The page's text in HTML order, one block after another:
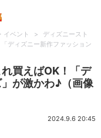
イベント >
ディズニースト
ディズニー新作ファッション
買えばOK！「デ
が激かわ♪（画像
2024.9.6 20:45